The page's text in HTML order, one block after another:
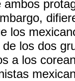
ambos
los
los dos
a los